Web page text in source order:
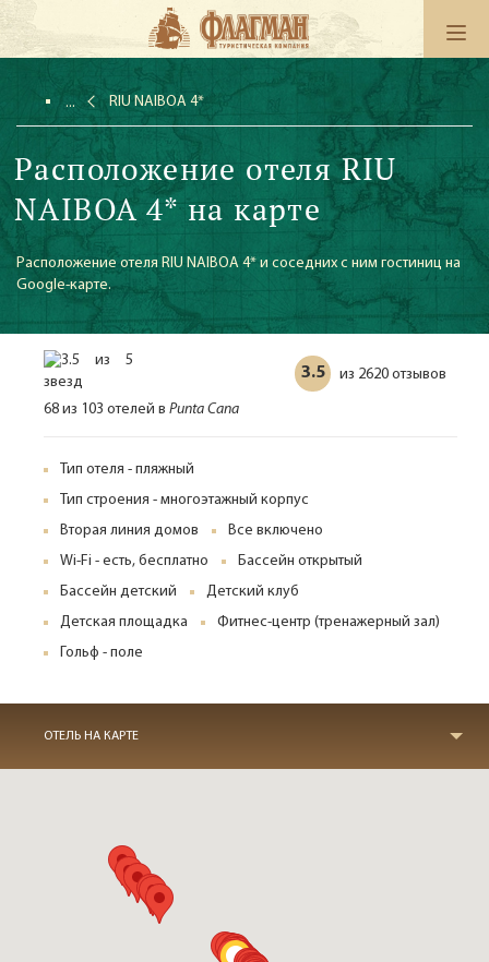
RIU NAIBOA 4*
Расположение отеля RIU
NAIBOA 4* на карте
Расположение отеля RIU NAIBOA 4* и соседних с ним гостиниц на
Google-карте.
3.5 из 2620 отзывов
68 из 103 отелей в Punta Cana
Тип отеля - пляжный
Тип строения - многоэтажный корпус
Вторая линия домов
Все включено
Wi-Fi - есть, бесплатно
Бассейн открытый
Бассейн детский
Детский клуб
Детская площадка
Фитнес-центр (тренажерный зал)
Гольф - поле
ОТЕЛЬ НА КАРТЕ